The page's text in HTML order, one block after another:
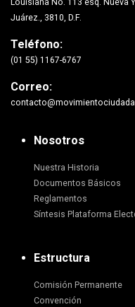
Louisiana No. 113 esq. Nueva
Juárez., 3810, D.F.
Teléfono:
(01 55) 1167-6767
Correo:
Nosotros
Nuestra Historia
Documentos Básicos
Reglamentos
Síntesis Plataforma
Estructura
Comisión Permanente
Convención